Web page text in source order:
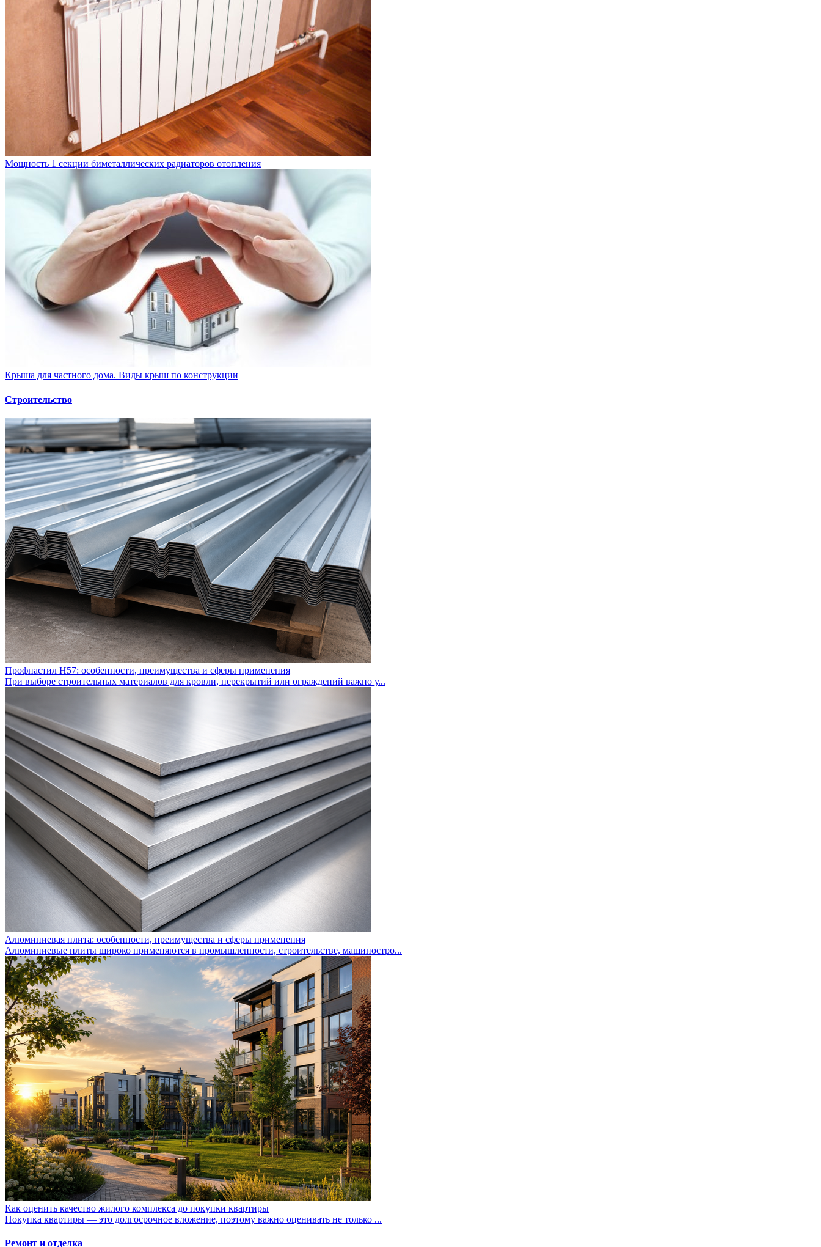
Мощность 1 секции биметаллических радиаторов отопления
Крыша для частного дома. Виды крыш по конструкции
Строительство
Профнастил Н57: особенности, преимущества и сферы применения
При выборе строительных материалов для кровли, перекрытий или ограждений важно у...
Алюминиевая плита: особенности, преимущества и сферы применения
Алюминиевые плиты широко применяются в промышленности, строительстве, машиностро...
Как оценить качество жилого комплекса до покупки квартиры
Покупка квартиры — это долгосрочное вложение, поэтому важно оценивать не только ...
Ремонт и отделка